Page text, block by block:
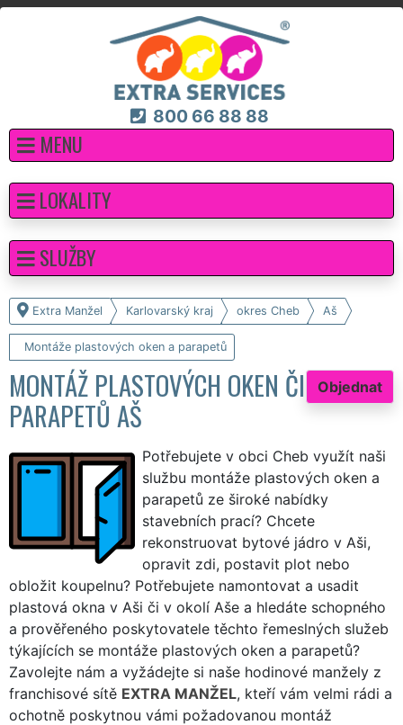
800 66 88 88
MENU
Extra Manžel Karlovarský kraj okres Cheb Aš
Montáže plastových oken a parapetů
Objednat
MONTÁŽ PLASTOVÝCH OKEN ČI
PARAPETŮ AŠ
Potřebujete v obci Cheb využít naši
službu montáže plastových oken a
parapetů ze široké nabídky
stavebních prací? Chcete
rekonstruovat bytové jádro v Aši,
opravit zdi, postavit plot nebo
obložit koupelnu? Potřebujete namontovat a usadit
plastová okna v Aši či v okolí Aše a hledáte schopného
a prověřeného poskytovatele těchto řemeslných služeb
týkajících se montáže plastových oken a parapetů?
Zavolejte nám a vyžádejte si naše hodinové manžely z
franchisové sítě EXTRA MANŽEL, kteří vám velmi rádi a
ochotně poskytnou vámi požadovanou montáž
LOKALITY
SLUŽBY